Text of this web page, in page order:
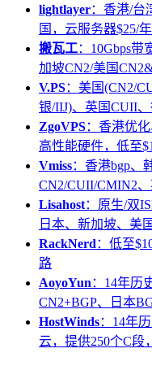
lightlayer：香港/台
国，云服务器$25/
搬瓦工：10Gbps
加坡CN2/美国
V.PS：美国(CN2/
银/IIJ)、英国CUII
ZgoVPS：香港优
高性能硬件，低至
Vmiss：香港bgp、
CN2/CUII/CMIN2
Lisahost：原生/双
日本、新加坡、美
RackNerd ：低至
路
AoyoYun ：14年历
CN2+BGP、日本
HostWinds：14年
云，提供250个C段